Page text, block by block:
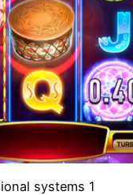
systems 1